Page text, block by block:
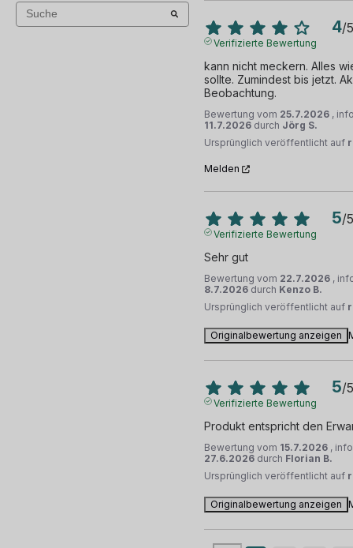
4/5
Verifizierte Bewertung
kann nicht meckern. Alles
sollte. Zumindest bis jetzt.
Beobachtung.
Bewertung vom 25.7.2026 ,
11.7.2026 durch Jörg S.
Ursprünglich veröffentlicht auf
Melden
5/5
Verifizierte Bewertung
Sehr gut
Bewertung vom 22.7.2026 ,
8.7.2026 durch Kenzo B.
Ursprünglich veröffentlicht auf
Originalbewertung anzeigen
5/5
Verifizierte Bewertung
Produkt entspricht den
Bewertung vom 15.7.2026 ,
27.6.2026 durch Florian B.
Ursprünglich veröffentlicht auf
Originalbewertung anzeigen